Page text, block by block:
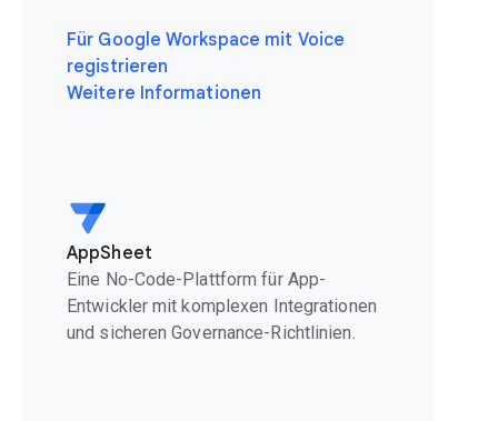
Für Google Workspace mit Voice
registrieren
Weitere Informationen
AppSheet
Eine No-Code-Plattform für App-
Entwickler mit komplexen Integrationen
und sicheren Governance-Richtlinien.